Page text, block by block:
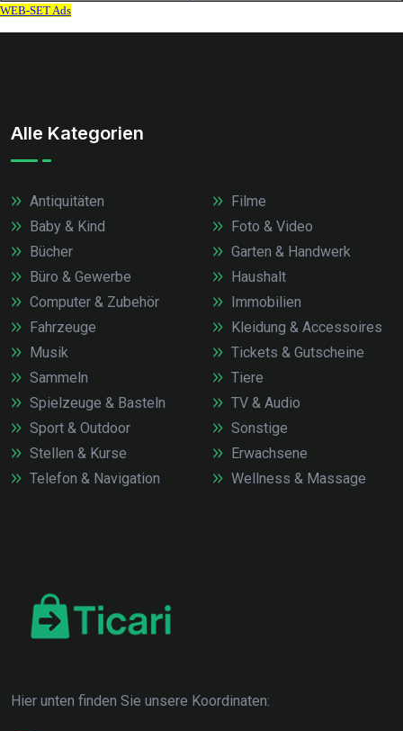
Alle Kategorien
Antiquitäten
Baby & Kind
Bücher
Büro & Gewerbe
Computer & Zubehör
Fahrzeuge
Filme
Foto & Video
Garten & Handwerk
Haushalt
Immobilien
Kleidung & Accessoires
Musik
Sammeln
Spielzeuge & Basteln
Sport & Outdoor
Stellen & Kurse
Telefon & Navigation
Tickets & Gutscheine
Tiere
TV & Audio
Sonstige
Erwachsene
Wellness & Massage
Hier unten finden Sie unsere Koordinaten: